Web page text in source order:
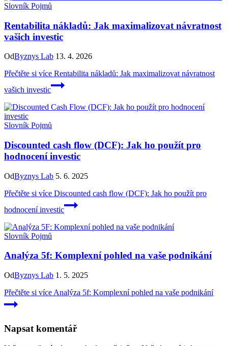
Slovník Pojmů
Rentabilita nákladů: Jak maximalizovat návratnost
vašich investic
OdByznys Lab 13. 4. 2026
Přečtěte si více Rentabilita nákladů: Jak maximalizovat návratnost
vašich investic
Slovník Pojmů
Discounted cash flow (DCF): Jak ho použít pro
hodnocení investic
OdByznys Lab 5. 6. 2025
Přečtěte si více Discounted cash flow (DCF): Jak ho použít pro
hodnocení investic
Slovník Pojmů
Analýza 5f: Komplexní pohled na vaše podnikání
OdByznys Lab 1. 5. 2025
Přečtěte si více Analýza 5f: Komplexní pohled na vaše podnikání
Napsat komentář